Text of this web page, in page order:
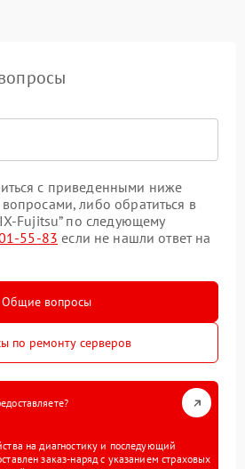
с приведенными ниже
либо обратиться в
Fujitsu” по следующему
55-83 если не нашли ответ на
Общие вопросы
по ремонту серверов
на диагностику и последующий
заказ-наряд с указанием страховых